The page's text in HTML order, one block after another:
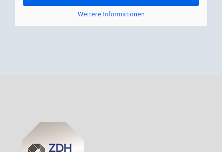
Weitere Informationen